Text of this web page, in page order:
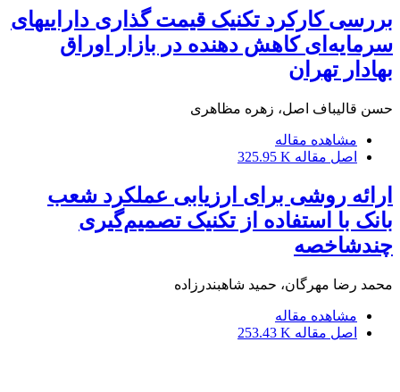
بررسی کارکرد تکنیک قیمت گذاری داراییهای
سرمایه‌‌‌‌‌‌‌‌‌‌‌‌‌‌‌‌‌‌‌‌‌‌‌‌‌‌‌‌‌‌‌‌‌‌‌‌ای کاهش دهنده در بازار اوراق
بهادار تهران
حسن قالیباف اصل، زهره مظاهری
مشاهده مقاله
اصل مقاله 325.95 K
ارائه روشی برای ارزیابی عملکرد شعب
بانک با استفاده از تکنیک تصمیم‌گیری
چندشاخصه
محمد رضا مهرگان، حمید شاهبندرزاده
مشاهده مقاله
اصل مقاله 253.43 K